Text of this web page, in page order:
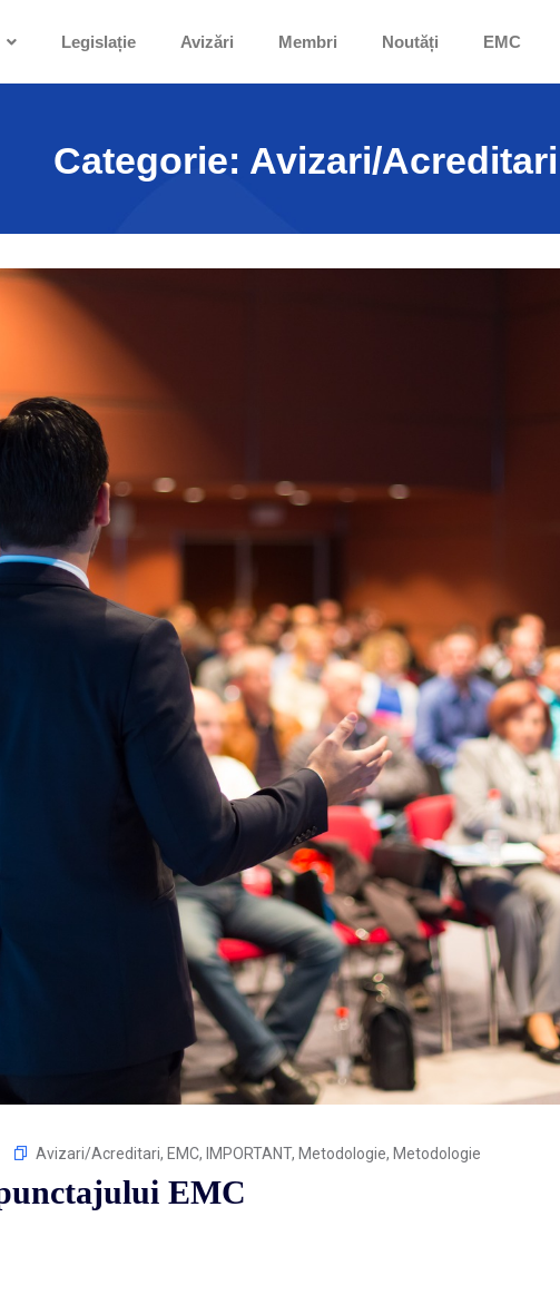
Legislație Avizări Membri Noutăți EMC
Categorie: Avizari/Acreditari
Avizari/Acreditari, EMC, IMPORTANT, Metodologie, Metodologie
EMC